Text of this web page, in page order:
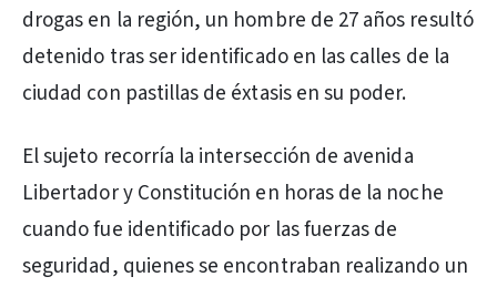
drogas en la región, un hombre de 27 años resultó
detenido tras ser identificado en las calles de la
ciudad con pastillas de éxtasis en su poder.
El sujeto recorría la intersección de avenida
Libertador y Constitución en horas de la noche
cuando fue identificado por las fuerzas de
seguridad, quienes se encontraban realizando un